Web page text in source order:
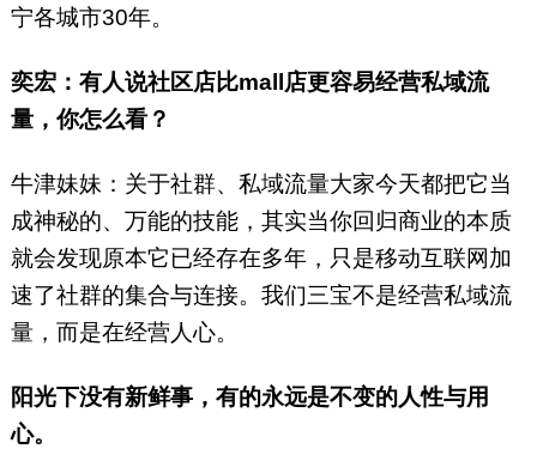
宁各城市30年。
奕宏：有人说社区店比mall店更容易经营私域流
量，你怎么看？
牛津妹妹：关于社群、私域流量大家今天都把它当
成神秘的、万能的技能，其实当你回归商业的本质
就会发现原本它已经存在多年，只是移动互联网加
速了社群的集合与连接。我们三宝不是经营私域流
量，而是在经营人心。
阳光下没有新鲜事，有的永远是不变的人性与用
心。